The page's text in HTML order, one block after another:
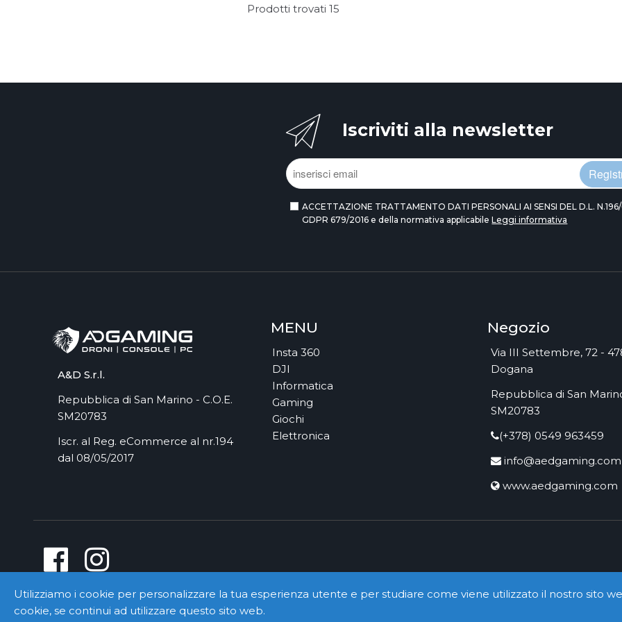
Prodotti trovati15
Iscriviti alla newsletter
ACCETTAZIONE TRATTAMENTO DATI PERSONALI AI SENSI DEL D.L.
GDPR 679/2016 e della normativa applicabileLeggi informativa
A&D S.r.l.
Repubblica di San Marino - C.O.E.
SM20783
Iscr. al Reg. eCommerce al nr.194
dal 08/05/2017
MENU
Insta 360
DJI
Informatica
Gaming
Giochi
Elettronica
Negozio
Via III Settembre, 72 -
Dogana
Repubblica di San
SM20783
(+378) 0549 963459
info@aedgaming.com
www.aedgaming.com
Utilizziamo i cookie per personalizzare la tua esperienza utente e per studiare come viene utilizzato il nostro sito
cookie, se continui ad utilizzare questo sito web.